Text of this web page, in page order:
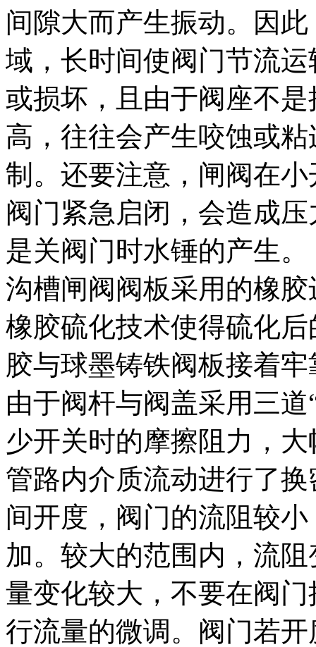
间隙大而产生振动。因
域，长时间使阀门节流
或损坏，且由于阀座不
高，往往会产生咬蚀或
制。还要注意，闸阀在
阀门紧急启闭，会造成
是关阀门时水锤的产生。
沟槽闸阀阀板采用的橡
橡胶硫化技术使得硫化
胶与球墨铸铁阀板接着
由于阀杆与阀盖采用三
少开关时的摩擦阻力，
管路内介质流动进行了
间开度，阀门的流阻较
加。较大的范围内，流
量变化较大，不要在阀
行流量的微调。阀门若